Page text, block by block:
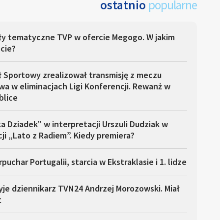
ostatnio popularne
tematyczne TVP w ofercie Megogo. W jakim
Sportowy zrealizował transmisję z meczu
w eliminacjach Ligi Konferencji. Rewanż w
Dziadek” w interpretacji Urszuli Dudziak w
„Lato z Radiem”. Kiedy premiera?
Portugalii, starcia w Ekstraklasie i 1. lidze
dziennikarz TVN24 Andrzej Morozowski. Miał